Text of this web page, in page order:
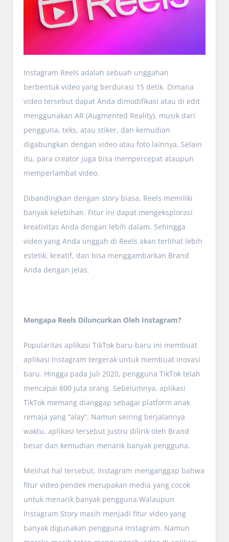
Instagram Reels adalah sebuah unggahan
berbentuk video yang berdurasi 15 detik. Dimana
video tersebut dapat Anda dimodifikasi atau di edit
menggunakan AR (Augmented Reality), musik dari
pengguna, teks, atau stiker, dan kemudian
digabungkan dengan video atau foto lainnya. Selain
itu, para creator juga bisa mempercepat ataupun
memperlambat video.
Dibandingkan dengan story biasa, Reels memiliki
banyak kelebihan. Fitur ini dapat mengeksplorasi
kreativitas Anda dengan lebih dalam. Sehingga
video yang Anda unggah di Reels akan terlihat lebih
estetik, kreatif, dan bisa menggambarkan Brand
Anda dengan jelas.
Mengapa Reels Diluncurkan Oleh Instagram?
Popularitas aplikasi TikTok baru-baru ini membuat
aplikasi Instagram tergerak untuk membuat inovasi
baru. Hingga pada Juli 2020, pengguna TikTok telah
mencapai 800 juta orang. Sebelumnya, aplikasi
TikTok memang dianggap sebagai platform anak
remaja yang “alay”. Namun seiring berjalannya
waktu, aplikasi tersebut justru dilirik oleh Brand
besar dan kemudian menarik banyak pengguna.
Melihat hal tersebut, Instagram menganggap bahwa
fitur video pendek merupakan media yang cocok
untuk menarik banyak pengguna.Walaupun
Instagram Story masih menjadi fitur video yang
banyak digunakan pengguna Instagram. Namun